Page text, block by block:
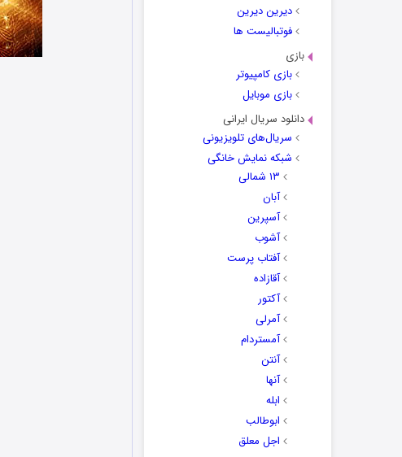
دیرین دیرین
فوتبالیست ها
بازی
بازی کامپیوتر
بازی موبایل
دانلود سریال ایرانی
سریال‌های تلویزیونی
شبکه نمایش خانگی
۱۳ شمالی
آبان
آسپرین
آشوب
آفتاب پرست
آقازاده
آکتور
آمرلی
آمستردام
آنتن
آنها
ابله
ابوطالب
اجل معلق